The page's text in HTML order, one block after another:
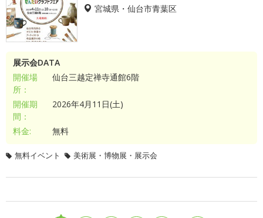
宮城県・仙台市青葉区
展示会DATA
開催場
所：
仙台三越定禅寺通館6階
開催期
間：
2026年4月11日(土)
料金: 無料
無料イベント 美術展・博物展・展示会